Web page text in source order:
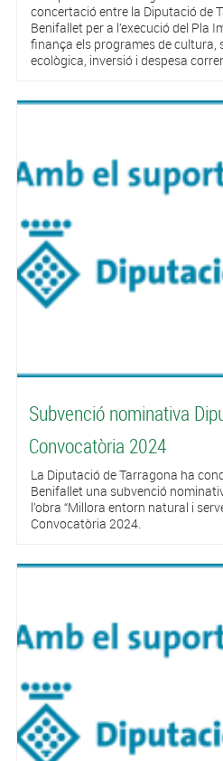
concertació entre la Diputació de
Benifallet per a l’execució del Pla
finança els programes de cultura,
ecològica, inversió i despesa
Subvenció nominativa
Convocatòria 2024
La Diputació de Tarragona ha
Benifallet una subvenció
l’obra “Millora entorn natural i
Convocatòria 2024.